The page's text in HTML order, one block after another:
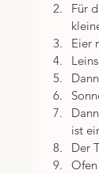
Für
Eier
ist
Der